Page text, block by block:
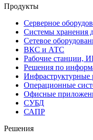
Продукты
Серверное
Системы хранения
Сетевое
ВКС и АТС
Рабочие станции,
Решения по
Инфраструктурные
Операционные
Офисные
СУБД
САПР
Решения